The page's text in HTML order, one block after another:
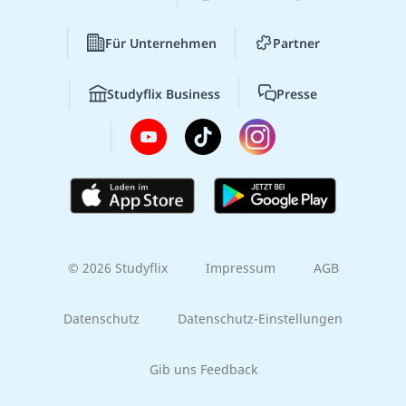
Für Unternehmen Partner
Studyflix Business Presse
© 2026 Studyflix Impressum AGB
Datenschutz Datenschutz-Einstellungen
Gib uns Feedback